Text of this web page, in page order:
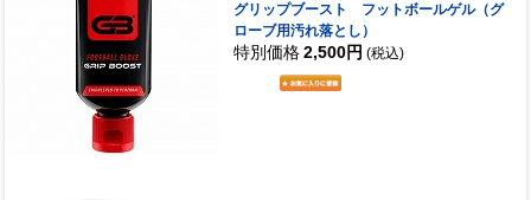
グリップブースト フットボールゲル（グ
ローブ用汚れ落とし）
特別価格 2,500円 (税込)